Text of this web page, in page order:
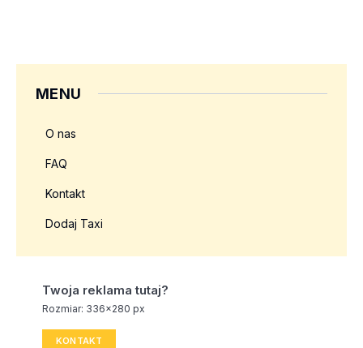
MENU
O nas
FAQ
Kontakt
Dodaj Taxi
Twoja reklama tutaj?
Rozmiar: 336x280 px
KONTAKT